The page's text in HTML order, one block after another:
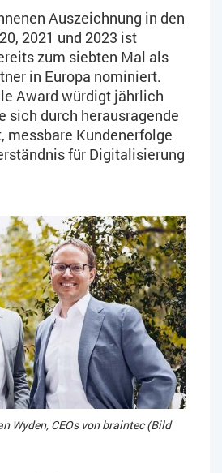
Auszeichnung in den
2021 und 2023 ist
zum siebten Mal als
in Europa nominiert.
Award würdigt jährlich
sich durch herausragende
messbare Kundenerfolge
für Digitalisierung
Wyden, CEOs von braintec (Bild